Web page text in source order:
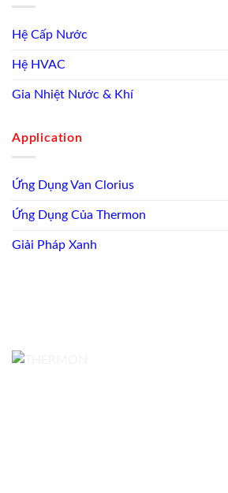
Hệ Cấp Nước
Hệ HVAC
Gia Nhiệt Nước & Khí
Application
Ứng Dụng Van Clorius
Ứng Dụng Của Thermon
Giải Pháp Xanh